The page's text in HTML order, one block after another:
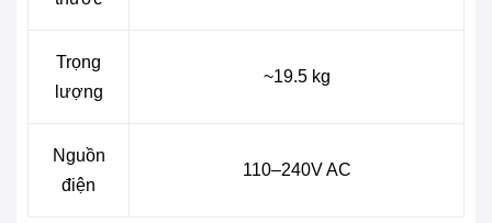
Trọng
lượng
~19.5 kg
Nguồn
điện
110–240V AC